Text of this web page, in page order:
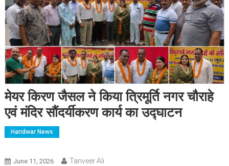
मेयर किरण जैसल ने किया त्रिमूर्ति नगर चौराहे
एवं मंदिर सौंदर्यीकरण कार्य का उद्घाटन
Haridwar News
June 11, 2026 Tanveer Ali